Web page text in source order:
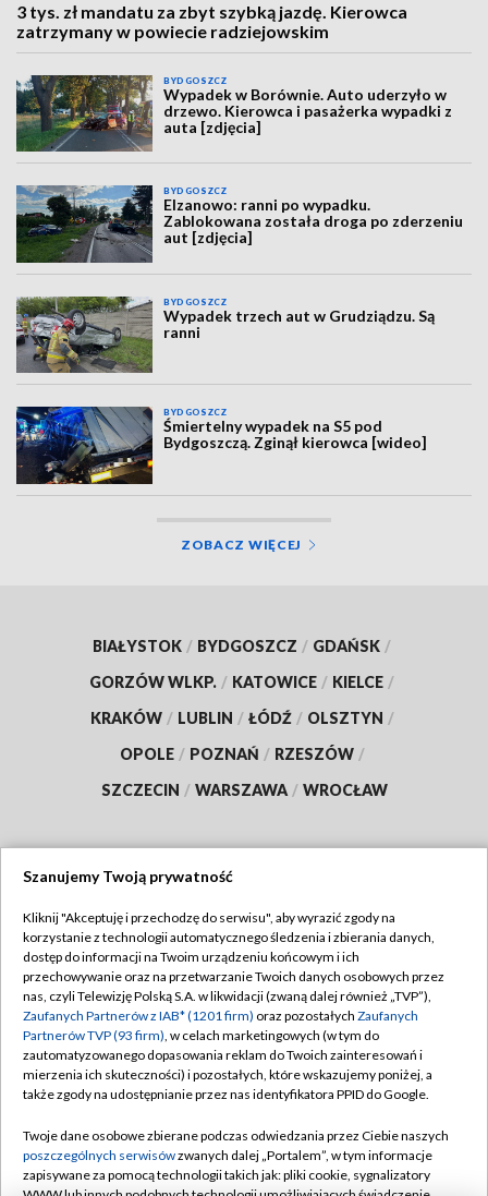
3 tys. zł mandatu za zbyt szybką jazdę. Kierowca
zatrzymany w powiecie radziejowskim
BYDGOSZCZ
Wypadek w Borównie. Auto uderzyło w
drzewo. Kierowca i pasażerka wypadki z
auta [zdjęcia]
BYDGOSZCZ
Elzanowo: ranni po wypadku.
Zablokowana została droga po zderzeniu
aut [zdjęcia]
BYDGOSZCZ
Wypadek trzech aut w Grudziądzu. Są
ranni
BYDGOSZCZ
Śmiertelny wypadek na S5 pod
Bydgoszczą. Zginął kierowca [wideo]
ZOBACZ WIĘCEJ
BIAŁYSTOK / BYDGOSZCZ / GDAŃSK /
GORZÓW WLKP. / KATOWICE / KIELCE /
KRAKÓW / LUBLIN / ŁÓDŹ / OLSZTYN /
OPOLE / POZNAŃ / RZESZÓW /
SZCZECIN / WARSZAWA / WROCŁAW
TVP
Abonament TVP
Emisja w TVP
Centrum informacji TVP
Naziemna Telewizja Cyfrowa
Rada Programowa
System NOS
Regulamin TVP
Polityka prywatności
Moje zgody
Pomoc
Kontakt
Szanujemy Twoją prywatność
Kliknij "Akceptuję i przechodzę do serwisu", aby wyrazić zgody na
korzystanie z technologii automatycznego śledzenia i zbierania danych,
dostęp do informacji na Twoim urządzeniu końcowym i ich
przechowywanie oraz na przetwarzanie Twoich danych osobowych przez
nas, czyli Telewizję Polską S.A. w likwidacji (zwaną dalej również „TVP”),
Zaufanych Partnerów z IAB* (1201 firm) oraz pozostałych Zaufanych
Partnerów TVP (93 firm), w celach marketingowych (w tym do
zautomatyzowanego dopasowania reklam do Twoich zainteresowań i
mierzenia ich skuteczności) i pozostałych, które wskazujemy poniżej, a
także zgody na udostępnianie przez nas identyfikatora PPID do Google.
Twoje dane osobowe zbierane podczas odwiedzania przez Ciebie naszych
poszczególnych serwisówzwanych dalej „Portalem”, w tym informacje
zapisywane za pomocą technologii takich jak: pliki cookie, sygnalizatory